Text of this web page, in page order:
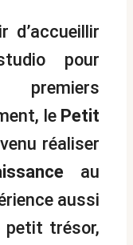
d’accueillir
pour
premiers
le Petit
réaliser
au
aussi
petit trésor,